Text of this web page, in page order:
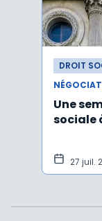
DROIT
Une
sociale
27 juil.